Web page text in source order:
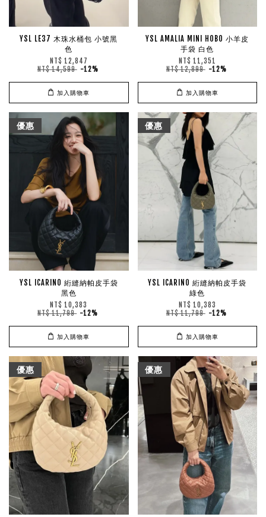
YSL LE37 木珠水桶包 小號黑
色
NT$ 12,847
NT$ 14,599 -12%
加入購物車
YSL AMALIA MINI HOBO 小羊皮
手袋 白色
NT$ 11,351
NT$ 12,899 -12%
加入購物車
優惠
YSL ICARINO 絎縫納帕皮手袋
黑色
NT$ 10,383
NT$ 11,799 -12%
加入購物車
優惠
YSL ICARINO 絎縫納帕皮手袋
綠色
NT$ 10,383
NT$ 11,799 -12%
加入購物車
優惠 優惠